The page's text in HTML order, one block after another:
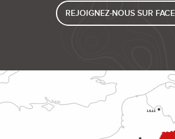
REJOIGNEZ-NOUS SUR